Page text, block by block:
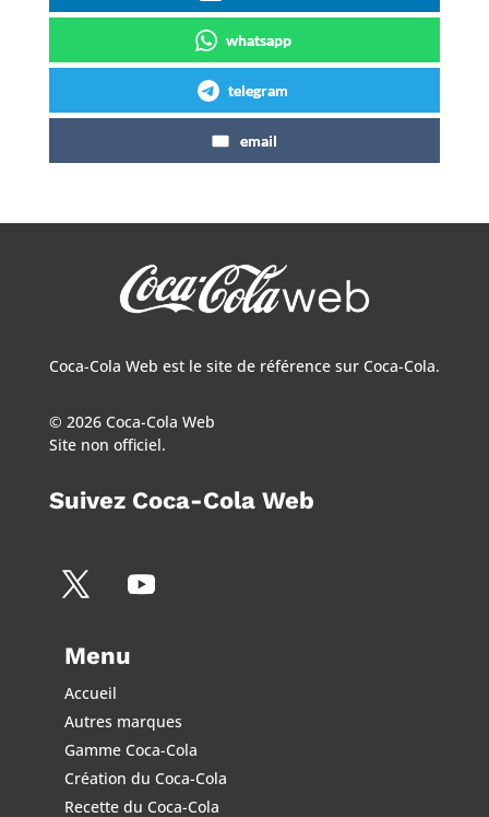
whatsapp
telegram
email
Coca-Cola Web est le site de référence sur Coca-Cola.
© 2026 Coca-Cola Web
Site non officiel.
Suivez Coca-Cola Web
Menu
Accueil
Autres marques
Gamme Coca-Cola
Création du Coca-Cola
Recette du Coca-Cola